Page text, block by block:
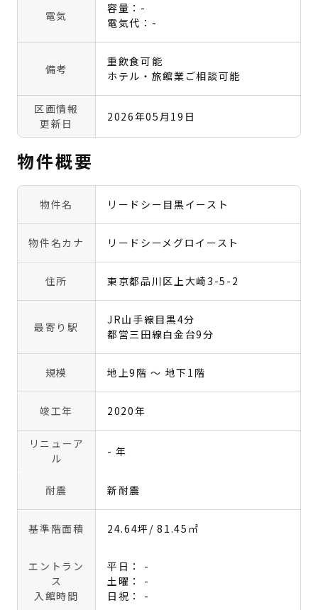
電気
容量：-
電気代：-
備考
重飲食可能
ホテル・旅館業ご相談可能
区画情報
更新日
2026年05月19日
物件概要
物件名 リードシー目黒イースト
物件名カナ リードシーメグロイースト
住所 東京都品川区上大崎3-5-2
最寄り駅
JR山手線目黒4分
都営三田線白金台9分
規模 地上9階 〜 地下1階
竣工年 2020年
リニューア
ル
- 年
耐震 新耐震
基準階面積 24.64坪 / 81.45㎡
エントラン
ス
入館時間
平日： -
土曜： -
日祝： -